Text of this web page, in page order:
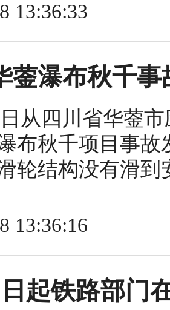
13:36:33
蓥瀑布秋千
从四川省华蓥
布秋千项目事
轮结构没有滑
13:36:16
起铁路部门